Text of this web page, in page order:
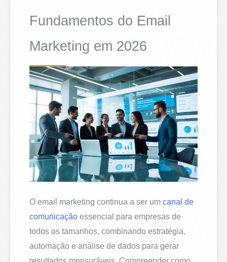
Fundamentos do Email
Marketing em 2026
O email marketing continua a ser umcanal de
comunicação essencial para empresas de
todos os tamanhos, combinando estratégia,
automação e análise de dados para gerar